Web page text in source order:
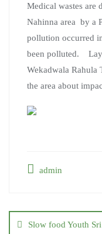
Medical wastes are
Nahinna area by a
pollution occurred
been polluted.
Wekadwala Rahula
the area about
admin
navigation
Slow food Youth